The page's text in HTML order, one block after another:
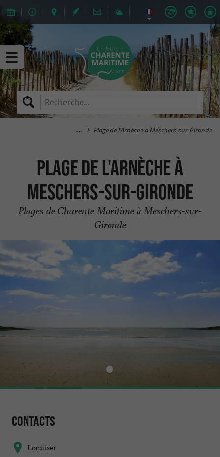
Plage de l'Arnèche à Meschers-sur-Gironde
Plage de l'Arnèche à
Meschers-sur-Gironde
Plages de Charente Maritime à Meschers-sur-
Gironde
Contacts
Localiser